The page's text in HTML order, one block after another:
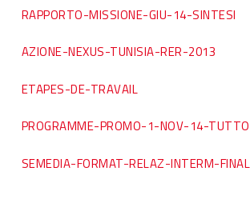
RAPPORTO-MISSIONE-GIU-14-SINTESI
AZIONE-NEXUS-TUNISIA-RER-2013
ETAPES-DE-TRAVAIL
PROGRAMME-PROMO-1-NOV-14-
SEMEDIA-FORMAT-RELAZ-INTERM-